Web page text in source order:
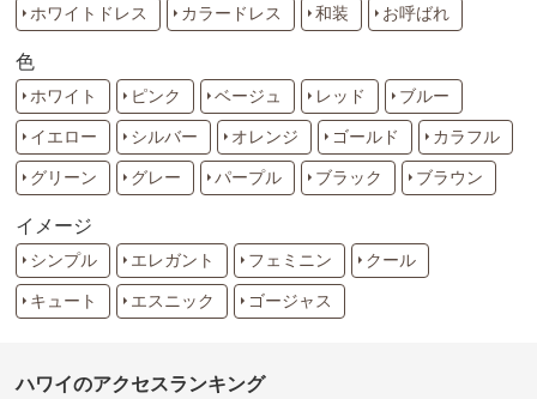
ホワイトドレス カラードレス 和装 お呼ばれ
色
ホワイト ピンク ベージュ レッド ブルー
イエロー シルバー オレンジ ゴールド カラフル
グリーン グレー パープル ブラック ブラウン
イメージ
シンプル エレガント フェミニン クール
キュート エスニック ゴージャス
ハワイのアクセスランキング